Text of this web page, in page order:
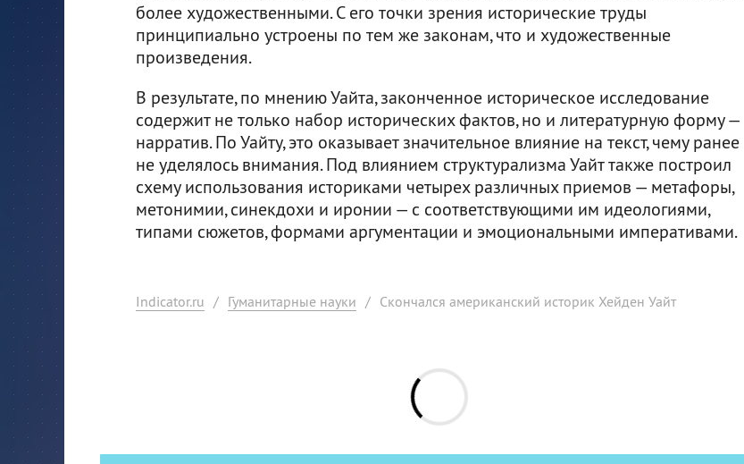
более художественными. С его точки зрения исторические труды
принципиально устроены по тем же законам, что и художественные
произведения.
В результате, по мнению Уайта, законченное историческое исследование
содержит не только набор исторических фактов, но и литературную форму —
нарратив. По Уайту, это оказывает значительное влияние на текст, чему ранее
не уделялось внимания. Под влиянием структурализма Уайт также построил
схему использования историками четырех различных приемов — метафоры,
метонимии, синекдохи и иронии — с соответствующими им идеологиями,
типами сюжетов, формами аргументации и эмоциональными императивами.
Indicator.ru / Гуманитарные науки / Скончался американский историк Хейден Уайт